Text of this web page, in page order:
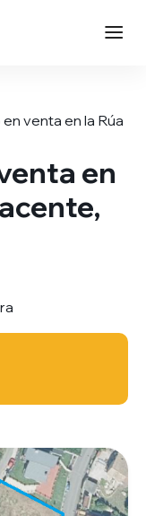
venta en la Rúa
en